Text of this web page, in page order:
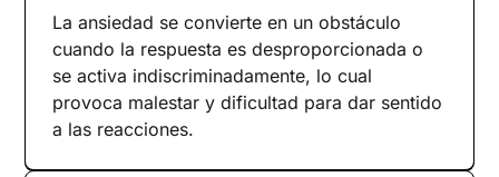
La ansiedad se convierte en un obstáculo
cuando la respuesta es desproporcionada o
se activa indiscriminadamente, lo cual
provoca malestar y dificultad para dar sentido
a las reacciones.